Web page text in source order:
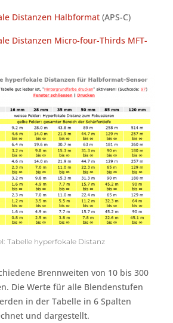
Distanzen Halbformat (APS-C)
Distanzen Micro-four-Thirds MFT-
Tabelle hyperfokale Distanz
Brennweiten von 10 bis 300
Die Werte für alle Blendenstufen
in der Tabelle in 6 Spalten
und dargestellt.